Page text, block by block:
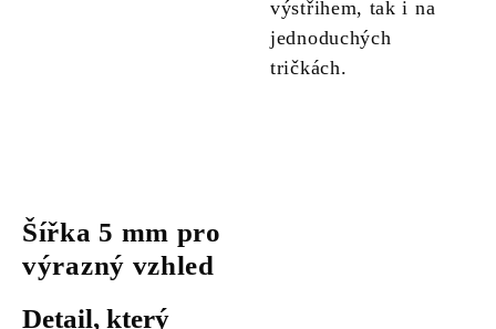
výstřihem, tak i na
jednoduchých
tričkách.
Šířka 5 mm pro
výrazný vzhled
Detail, který